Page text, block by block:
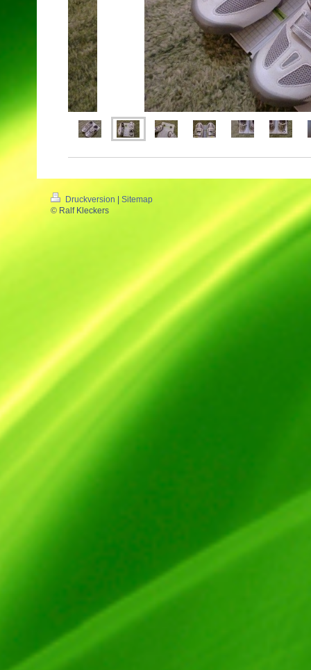
Druckversion | Sitemap
© Ralf Kleckers